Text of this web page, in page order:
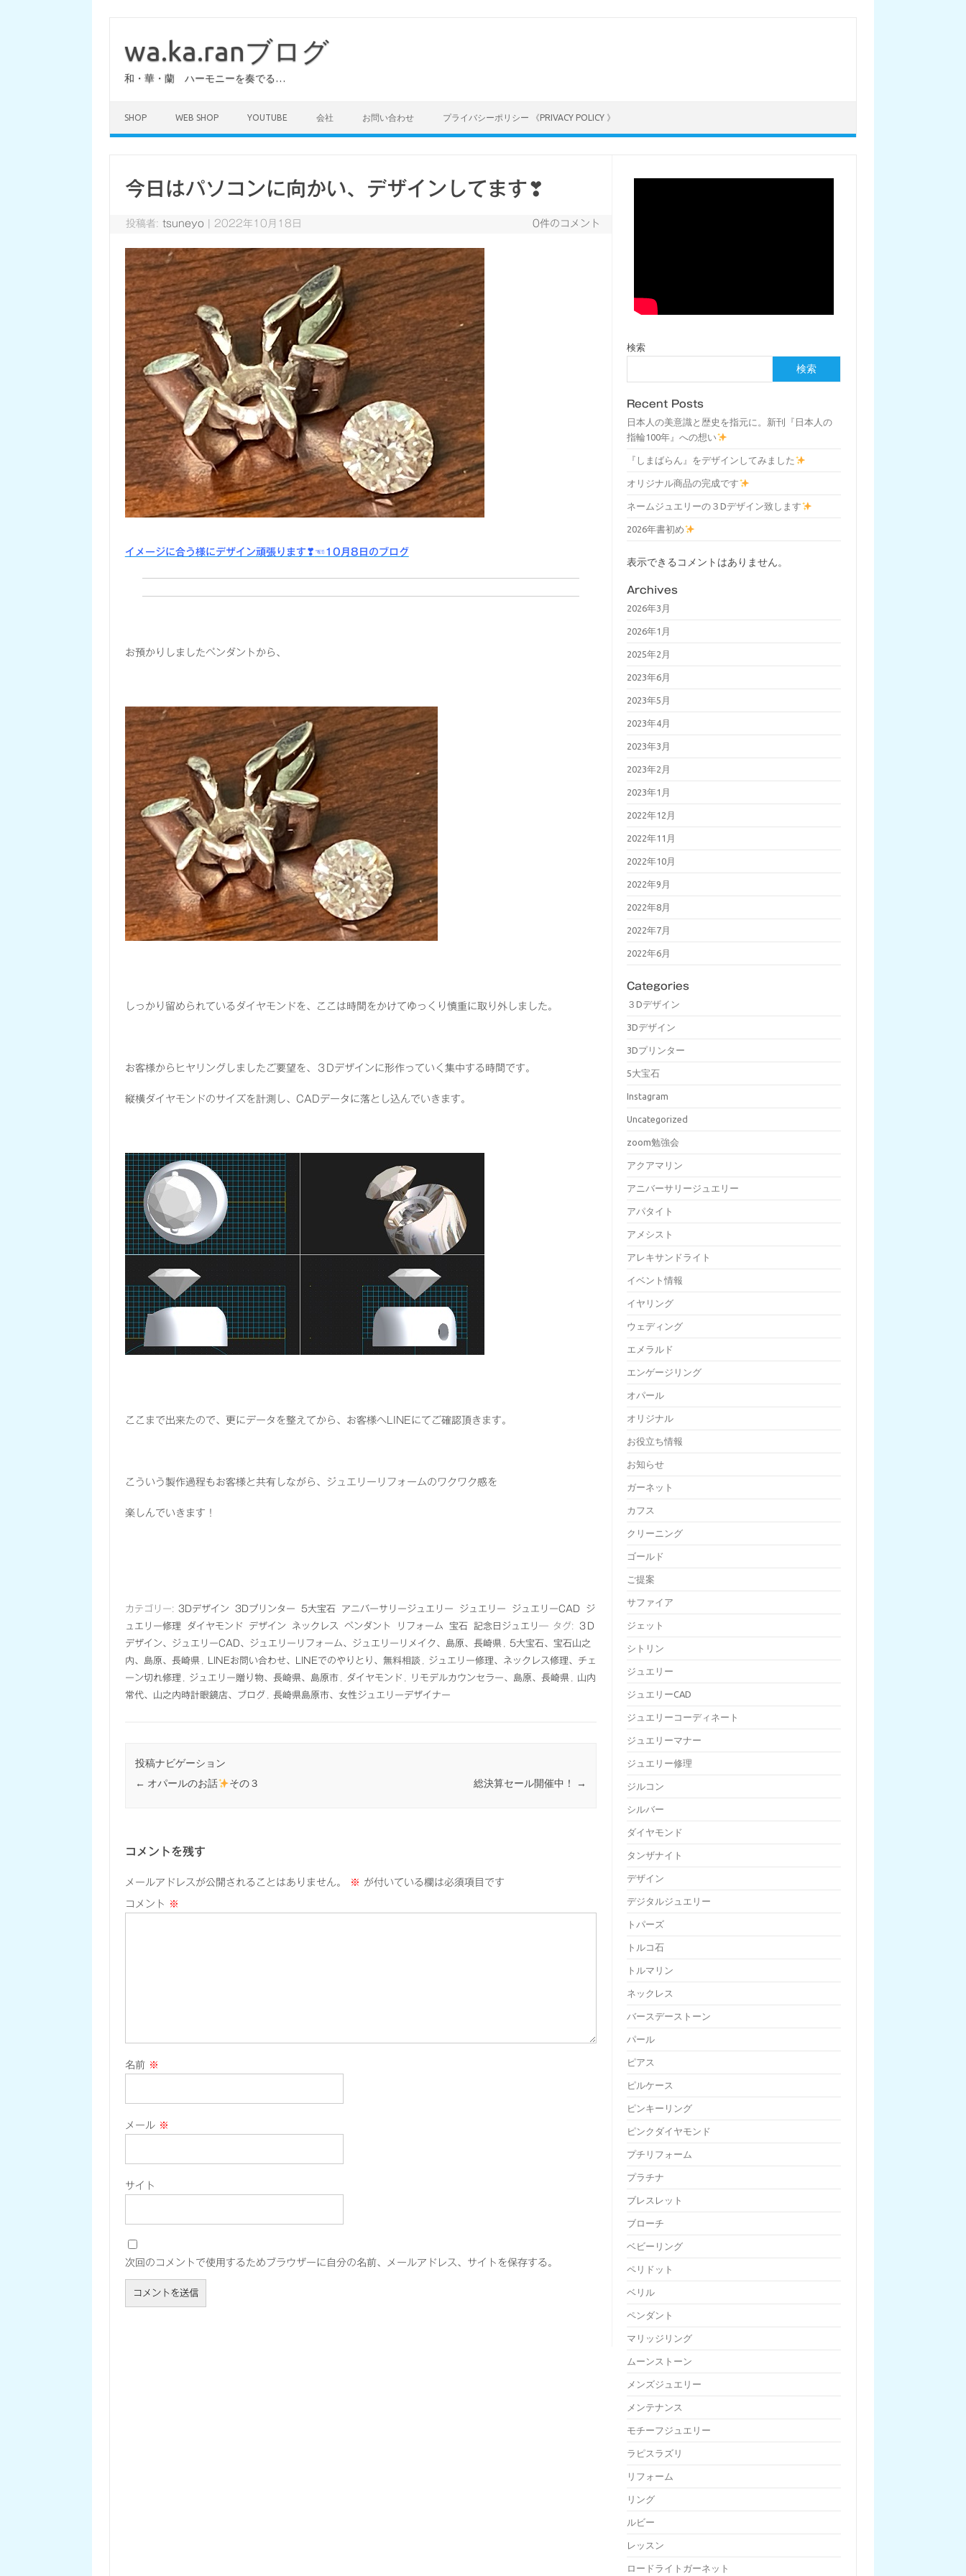
wa.ka.ranブログ
和・華・蘭 ハーモニーを奏でる…
SHOP WEB SHOP YOUTUBE 会社 お問い合わせ プライバシーポリシー 《PRIVACY POLICY 》
今日はパソコンに向かい、デザインしてます❣
投稿者:tsuneyo 2022年10月18日 0件のコメント
イメージに合う様にデザイン頑張ります❣ ☜10月8日のブログ
お預かりしましたペンダントから、
しっかり留められているダイヤモンドを、ここは時間をかけてゆっくり慎重に取り外しました。
お客様からヒヤリングしましたご要望を、３Dデザインに形作っていく集中する時間です。
縦横ダイヤモンドのサイズを計測し、CADデータに落とし込んでいきます。
ここまで出来たので、更にデータを整えてから、お客様へLINEにてご確認頂きます。
こういう製作過程もお客様と共有しながら、ジュエリーリフォームのワクワク感を
楽しんでいきます！
カテゴリー: 3Dデザイン 3Dプリンター 5大宝石 アニバーサリージュエリー ジュエリー ジュエリーCAD
ジ
ュエリー修理
ダイヤモンド デザイン ネックレス ペンダント リフォーム 宝石 記念日ジュエリ― タグ:
３D
デザイン、ジュエリーCAD、ジュエリーリフォーム、ジュエリーリメイク、島原、長崎県
5大宝石、宝石山之
内、島原、長崎県
LINEお問い合わせ、LINEでのやりとり、無料相談
ジュエリー修理、ネックレス修理、チェ
ーン切れ修理
ジュエリー贈り物、長崎県、島原市 ダイヤモンド リモデルカウンセラー、島原、長崎県
山内
常代、山之内時計眼鏡店、ブログ
長崎県島原市、女性ジュエリーデザイナー
投稿ナビゲーション
← オパールのお話 その３ 総決算セール開催中！ →
コメントを残す
メールアドレスが公開されることはありません。 ※ が付いている欄は必須項目です
コメント ※
名前 ※
メール ※
サイト
次回のコメントで使用するためブラウザーに自分の名前、メールアドレス、サイトを保存する。
検索
検索
Recent Posts
日本人の美意識と歴史を指元に。新刊『日本人の
指輪100年』への想い
『しまばらん』をデザインしてみました
オリジナル商品の完成です
ネームジュエリーの３Dデザイン致します
2026年書初め
表示できるコメントはありません。
Archives
2026年3月
2026年1月
2025年2月
2023年6月
2023年5月
2023年4月
2023年3月
2023年2月
2023年1月
2022年12月
2022年11月
2022年10月
2022年9月
2022年8月
2022年7月
2022年6月
Categories
３Dデザイン
3Dデザイン
3Dプリンター
5大宝石
Instagram
Uncategorized
zoom勉強会
アクアマリン
アニバーサリージュエリー
アパタイト
アメシスト
アレキサンドライト
イベント情報
イヤリング
ウェディング
エメラルド
エンゲージリング
オパール
オリジナル
お役立ち情報
お知らせ
ガーネット
カフス
クリーニング
ゴールド
ご提案
サファイア
ジェット
シトリン
ジュエリー
ジュエリーCAD
ジュエリーコーディネート
ジュエリーマナー
ジュエリー修理
ジルコン
シルバー
ダイヤモンド
タンザナイト
デザイン
デジタルジュエリー
トパーズ
トルコ石
トルマリン
ネックレス
バースデーストーン
パール
ピアス
ピルケース
ピンキーリング
ピンクダイヤモンド
プチリフォーム
プラチナ
ブレスレット
ブローチ
ベビーリング
ペリドット
ベリル
ペンダント
マリッジリング
ムーンストーン
メンズジュエリー
メンテナンス
モチーフジュエリー
ラピスラズリ
リフォーム
リング
ルビー
レッスン
ロードライトガーネット